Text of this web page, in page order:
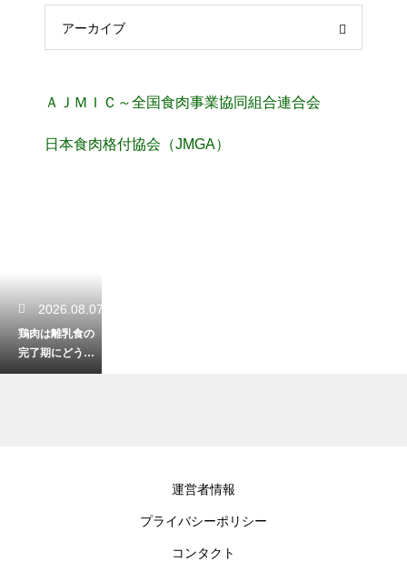
アーカイブ
ＡＪＭＩＣ～全国食肉事業協同組合連合会
日本食肉格付協会（JMGA）
2026.08.07
鶏肉は離乳食の
完了期にどう調
理する？安全で
運営者情報
プライバシーポリシー
コンタクト